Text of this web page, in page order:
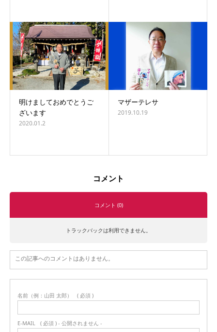
明けましておめでとうご
ざいます
2020.01.2
マザーテレサ
2019.10.19
コメント
コメント (0)
トラックバックは利用できません。
この記事へのコメントはありません。
名前（例：山田 太郎） ( 必須 )
E-MAIL ( 必須 ) - 公開されません -